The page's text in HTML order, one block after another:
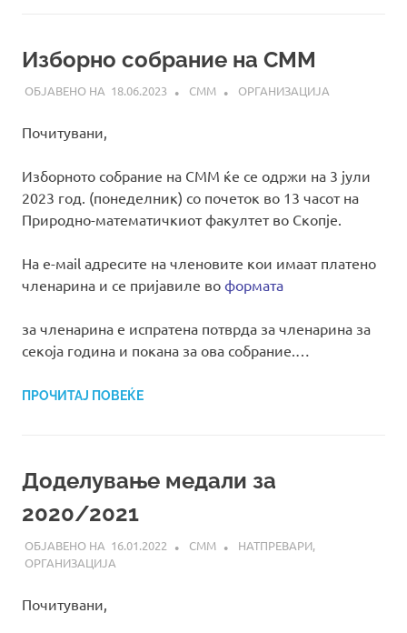
Изборно собрание на СММ
18.06.2023 СММ ОРГАНИЗАЦИЈА
Почитувани,
Изборното собрание на СММ ќе се одржи на 3 јули
2023 год. (понеделник) со почеток во 13 часот на
Природно-математичкиот факултет во Скопје.
На e-мail адресите на членовите кои имаат платено
членарина и се пријавиле во формата
за членарина е испратена потврда за членарина за
секоја година и покана за ова собрание.…
ПРОЧИТАЈ ПОВЕЌЕ
Доделување медали за
2020/2021
16.01.2022 СММ НАТПРЕВАРИ,
ОРГАНИЗАЦИЈА
Почитувани,